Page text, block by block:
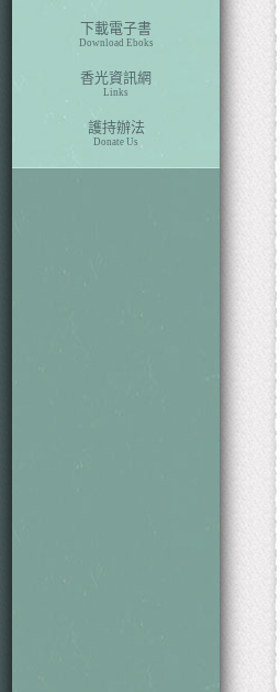
下載電子書
Download Eboks
香光資訊網
Links
護持辦法
Donate Us